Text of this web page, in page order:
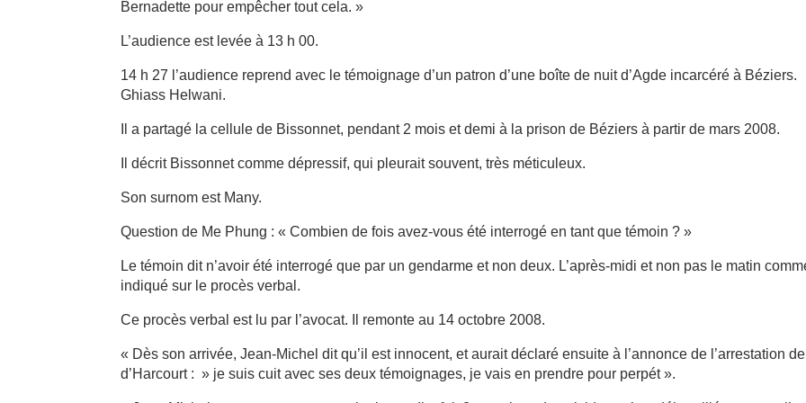
Bernadette pour empêcher tout cela. »
L’audience est levée à 13 h 00.
14 h 27 l’audience reprend avec le témoignage d’un patron d’une boîte de nuit d’Agde incarcéré à Béziers.
Ghiass Helwani.
Il a partagé la cellule de Bissonnet, pendant 2 mois et demi à la prison de Béziers à partir de mars 2008.
Il décrit Bissonnet comme dépressif, qui pleurait souvent, très méticuleux.
Son surnom est Many.
Question de Me Phung : « Combien de fois avez-vous été interrogé en tant que témoin ? »
Le témoin dit n’avoir été interrogé que par un gendarme et non deux. L’après-midi et non pas le matin
indiqué sur le procès verbal.
Ce procès verbal est lu par l’avocat. Il remonte au 14 octobre 2008.
« Dès son arrivée, Jean-Michel dit qu’il est innocent, et aurait déclaré ensuite à l’annonce de l’arrestation de
d’Harcourt : » je suis cuit avec ses deux témoignages, je vais en prendre pour perpét ».